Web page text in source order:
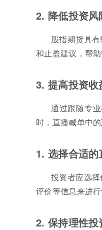
2. 降低投资风
股指期货具
和止盈建议，帮
3. 提高投资收
通过跟随专
时，直播喊单中
1. 选择合适
投资者应选
评价等信息来进行
2. 保持理性投